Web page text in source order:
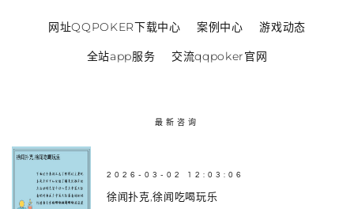
网址QQPOKER下载中心 案例中心 游戏动态
全站app服务 交流qqpoker官网
最新咨询
2026-03-02 12:03:06
徐闻扑克,徐闻吃喝玩乐